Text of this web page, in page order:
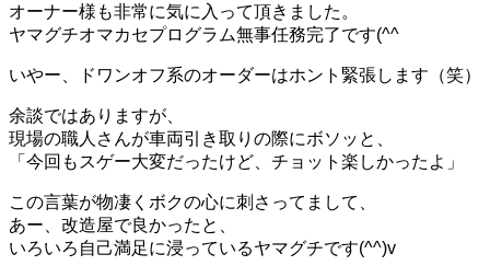
オーナー様も非常に気に入って頂きました。
ヤマグチオマカセプログラム無事任務完了です(^^ゞ
いやー、ドワンオフ系のオーダーはホント緊張します（笑）
余談ではありますが、
現場の職人さんが車両引き取りの際にボソッと、
「今回もスゲー大変だったけど、チョット楽しかったよ」
この言葉が物凄くボクの心に刺さってまして、
あー、改造屋で良かったと、
いろいろ自己満足に浸っているヤマグチです(^^)v